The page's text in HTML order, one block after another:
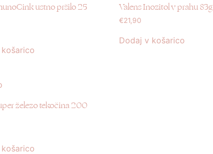
ustno pršilo 25 Valens Inozitol v prahu 83g
€21,90
Dodaj v košarico
železo tekočina 200